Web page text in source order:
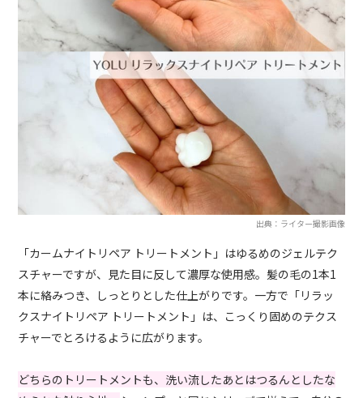
出典：ライター撮影画像
「カームナイトリペア トリートメント」はゆるめのジェルテク
スチャーですが、見た目に反して濃厚な使用感。髪の毛の1本1
本に絡みつき、しっとりとした仕上がりです。一方で「リラッ
クスナイトリペア トリートメント」は、こっくり固めのテクス
チャーでとろけるように広がります。
どちらのトリートメントも、洗い流したあとはつるんとしたな